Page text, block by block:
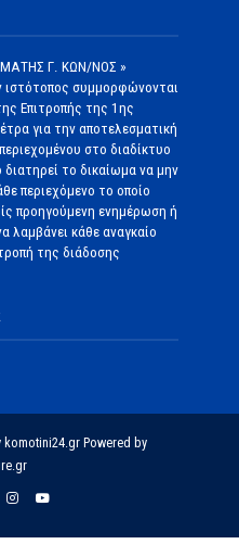
Γ. ΚΩΝ/ΝΟΣ »
ιστότοπος συμμορφώνονται
Επιτροπής της 1ης
για την αποτελεσματική
στο διαδίκτυο
το δικαίωμα να μην
περιεχόμενο το οποίο
προηγούμενη ενημέρωση ή
λαμβάνει κάθε αναγκαίο
της διάδοσης
Powered by